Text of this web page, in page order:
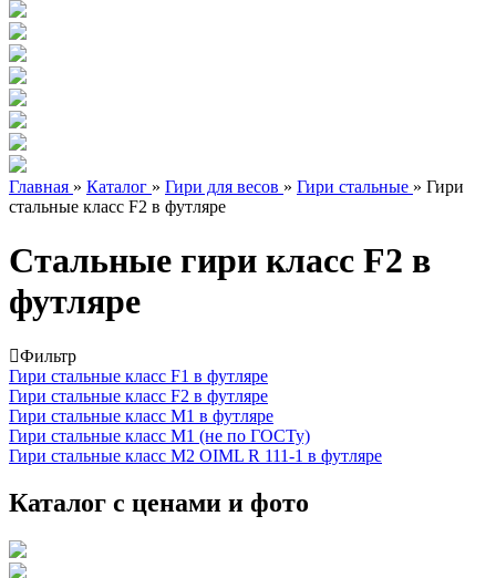
Главная » Каталог » Гири для весов » Гири стальные » Гири
стальные класс F2 в футляре
Стальные гири класс F2 в
футляре
Фильтр
Гири стальные класс F1 в футляре
Гири стальные класс F2 в футляре
Гири стальные класс М1 в футляре
Гири стальные класс М1 (не по ГОСТу)
Гири стальные класс М2 OIML R 111-1 в футляре
Каталог с ценами и фото